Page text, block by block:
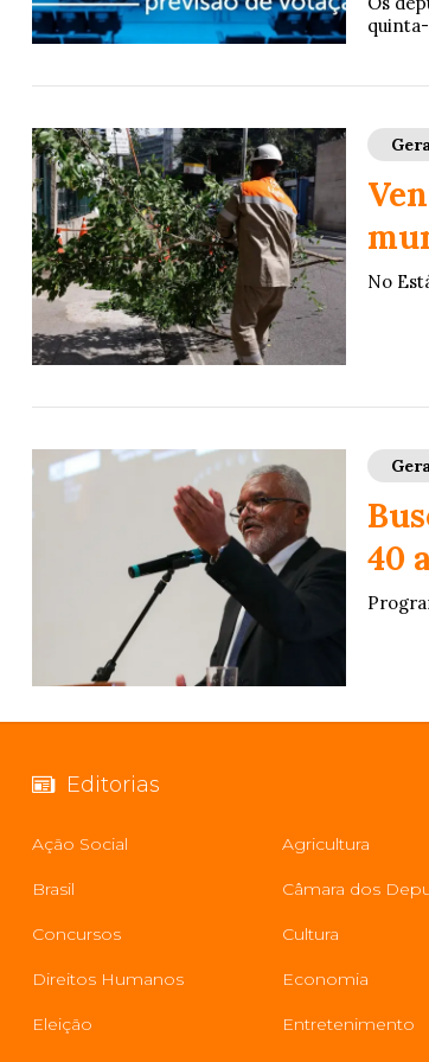
No
40
Editorias
Ação Social Agricultura
Brasil Câmara dos
Concursos Cultura
Direitos Humanos Economia
Eleição Entretenimento